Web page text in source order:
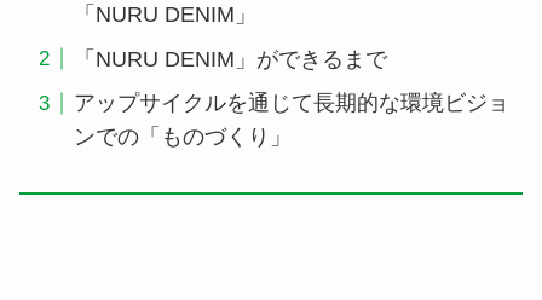
「NURU DENIM」
「NURU DENIM」ができるまで
アップサイクルを通じて長期的な環境ビジョ
ンでの「ものづくり」